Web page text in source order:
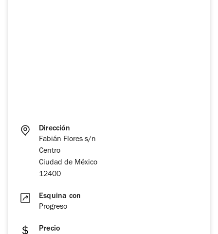
Dirección
Fabián Flores s/n
Centro
Ciudad de México
12400
Esquina con
Progreso
Precio